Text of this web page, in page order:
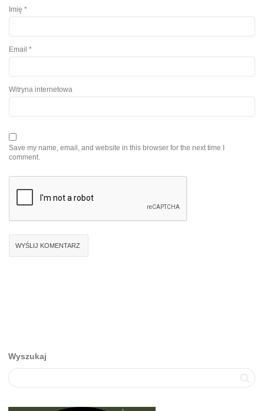
Imię *
Email *
Witryna internetowa
Save my name, email, and website in this browser for the next time I
comment.
Wyszukaj